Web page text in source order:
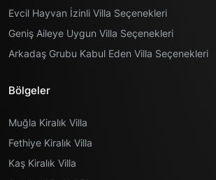
Evcil Hayvan İzinli Villa Seçenekleri
Geniş Aileye Uygun Villa Seçenekleri
Arkadaş Grubu Kabul Eden Villa Seçenekleri
Bölgeler
Muğla Kiralık Villa
Fethiye Kiralık Villa
Kaş Kiralık Villa